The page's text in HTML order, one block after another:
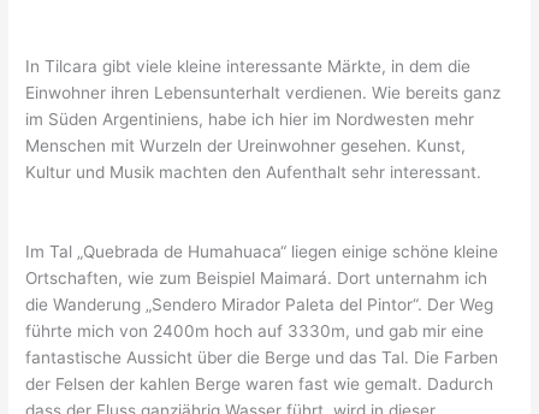
In Tilcara gibt viele kleine interessante Märkte, in dem die
Einwohner ihren Lebensunterhalt verdienen. Wie bereits ganz
im Süden Argentiniens, habe ich hier im Nordwesten mehr
Menschen mit Wurzeln der Ureinwohner gesehen. Kunst,
Kultur und Musik machten den Aufenthalt sehr interessant.
Im Tal „Quebrada de Humahuaca“ liegen einige schöne kleine
Ortschaften, wie zum Beispiel Maimará. Dort unternahm ich
die Wanderung „Sendero Mirador Paleta del Pintor“. Der Weg
führte mich von 2400m hoch auf 3330m, und gab mir eine
fantastische Aussicht über die Berge und das Tal. Die Farben
der Felsen der kahlen Berge waren fast wie gemalt. Dadurch